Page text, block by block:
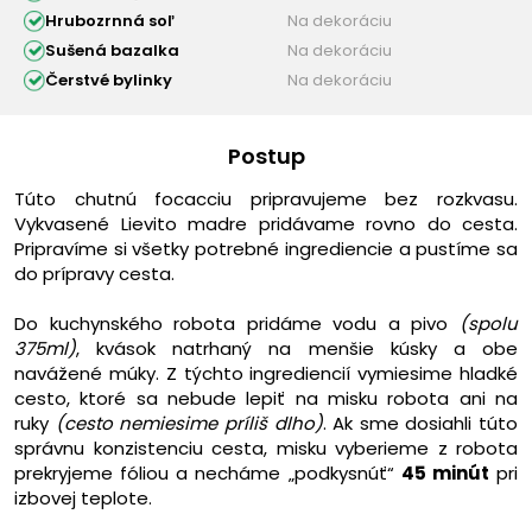
Hrubozrnná soľ
Na dekoráciu
Sušená bazalka
Na dekoráciu
Čerstvé bylinky
Na dekoráciu
Postup
Túto chutnú focacciu pripravujeme bez rozkvasu.
Vykvasené Lievito madre pridávame rovno do cesta.
Pripravíme si všetky potrebné ingrediencie a pustíme sa
do prípravy cesta.
Do kuchynského robota pridáme vodu a pivo (spolu
375ml), kvások natrhaný na menšie kúsky a obe
navážené múky. Z týchto ingrediencií vymiesime hladké
cesto, ktoré sa nebude lepiť na misku robota ani na
ruky (cesto nemiesime príliš dlho). Ak sme dosiahli túto
správnu konzistenciu cesta, misku vyberieme z robota
prekryjeme fóliou a necháme „podkysnúť“ 45 minút pri
izbovej teplote.